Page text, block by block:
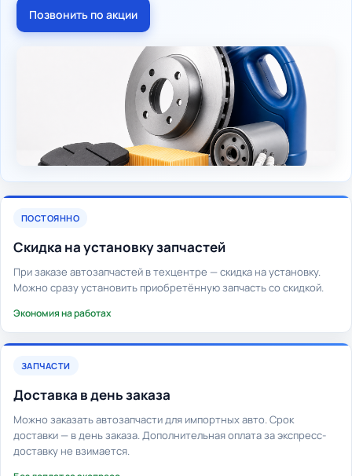
Позвонить по акции
ПОСТОЯННО
Скидка на установку запчастей
При заказе автозапчастей в техцентре — скидка на установку.
Можно сразу установить приобретённую запчасть со скидкой.
Экономия на работах
ЗАПЧАСТИ
Доставка в день заказа
Можно заказать автозапчасти для импортных авто. Срок
доставки — в день заказа. Дополнительная оплата за экспресс-
доставку не взимается.